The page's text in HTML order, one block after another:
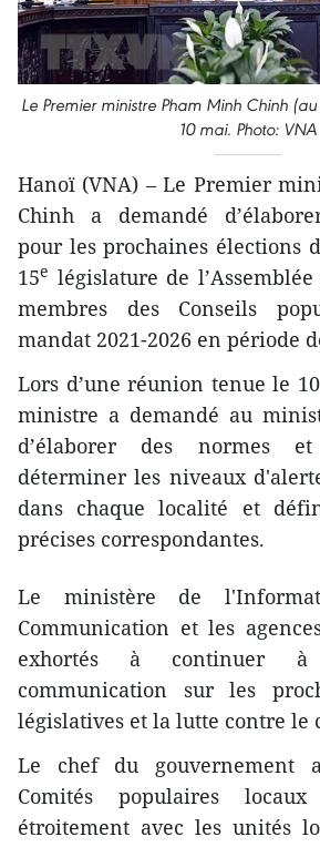
Le Premier ministre Pham Minh Chinh
10 mai. Photo: VNA
Hanoï (VNA) – Le Premier
Chinh a demandé
pour les prochaines élections
15e législature de
membres des Conseils
mandat 2021-2026 en période
Lors d’une réunion tenue le
ministre a demandé au
d’élaborer des normes
déterminer les niveaux
dans chaque localité et
précises correspondantes.
Le ministère de
Communication et les
exhortés à continuer
communication sur les
législatives et la lutte contre le
Le chef du gouvernement
Comités populaires
étroitement avec les unités